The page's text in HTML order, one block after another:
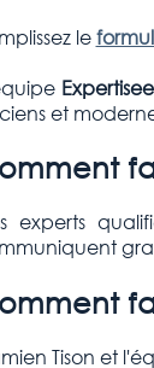
le
et
experts
Tison et